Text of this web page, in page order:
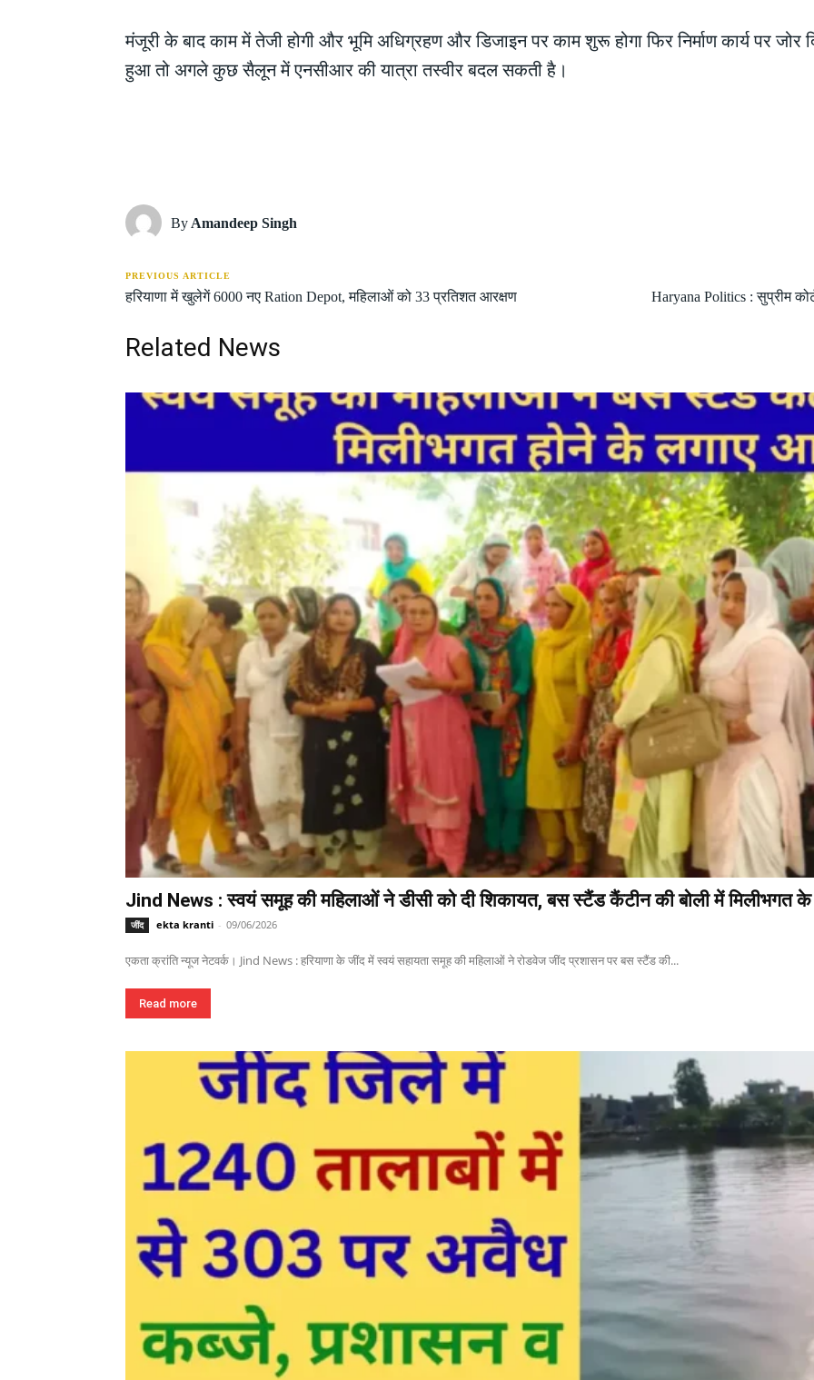
मंजूरी के बाद काम में तेजी होगी और भूमि अधिग्रहण और डिजाइन पर काम शुरू होगा फिर निर्माण कार्य पर जोर
हुआ तो अगले कुछ सैलून में एनसीआर की यात्रा तस्वीर बदल सकती है।
By Amandeep Singh
PREVIOUS ARTICLE
हरियाणा में खुलेगें 6000 नए Ration Depot, महिलाओं को 33 प्रतिशत आरक्षण Haryana Politics : सुप्रीम
Related News
Jind News : स्वयं समूह की महिलाओं ने डीसी को दी शिकायत, बस स्टैंड कैंटीन की बोली में मिलीभगत
जींद ekta kranti - 09/06/2026
एकता क्रांति न्यूज नेटवर्क। Jind News : हरियाणा के जींद में स्वयं सहायता समूह की महिलाओं ने रोडवेज जींद प्रशासन पर बस स्टैंड की...
Read more